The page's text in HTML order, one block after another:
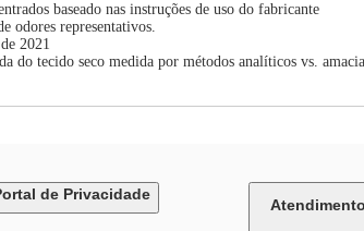
baseado nas instruções de uso do fabricante
odores representativos.
2021
do tecido seco medida por métodos analíticos vs.
de Privacidade